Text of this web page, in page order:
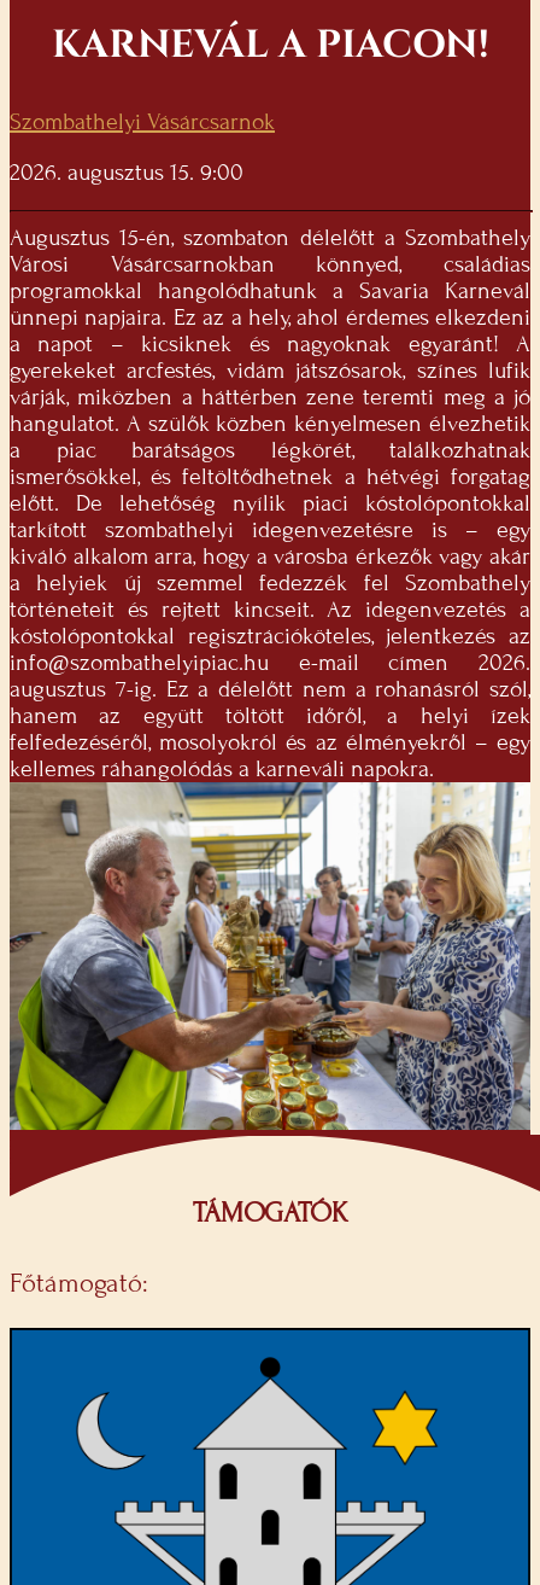
KARNEVÁL A PIACON!
Szombathelyi Vásárcsarnok
2026. augusztus 15. 9:00
Augusztus 15-én, szombaton délelőtt a Szombathely
Városi Vásárcsarnokban könnyed, családias
programokkal hangolódhatunk a Savaria Karnevál
ünnepi napjaira. Ez az a hely, ahol érdemes elkezdeni
a napot – kicsiknek és nagyoknak egyaránt! A
gyerekeket arcfestés, vidám játszósarok, színes lufik
várják, miközben a háttérben zene teremti meg a jó
hangulatot. A szülők közben kényelmesen élvezhetik
a piac barátságos légkörét, találkozhatnak
ismerősökkel, és feltöltődhetnek a hétvégi forgatag
előtt. De lehetőség nyílik piaci kóstolópontokkal
tarkított szombathelyi idegenvezetésre is – egy
kiváló alkalom arra, hogy a városba érkezők vagy akár
a helyiek új szemmel fedezzék fel Szombathely
történeteit és rejtett kincseit. Az idegenvezetés a
kóstolópontokkal regisztrációköteles, jelentkezés az
info@szombathelyipiac.hu e-mail címen 2026.
augusztus 7-ig. Ez a délelőtt nem a rohanásról szól,
hanem az együtt töltött időről, a helyi ízek
felfedezéséről, mosolyokról és az élményekről – egy
kellemes ráhangolódás a karneváli napokra.
TÁMOGATÓK
Főtámogató: